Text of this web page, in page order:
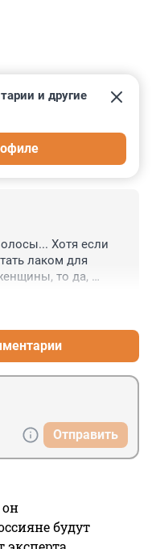
и другие
Хотя если
лаком для
то да,
Отправить
он
будут